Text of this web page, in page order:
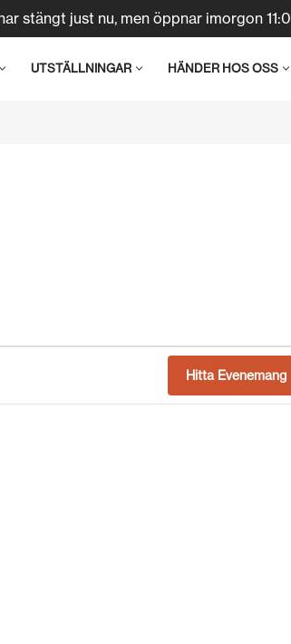
stängt just nu, men öppnar imorgon
UTSTÄLLNINGAR HÄNDER HOS OSS
Hitta Evenemang